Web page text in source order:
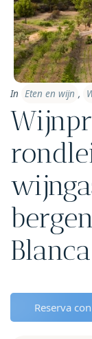
In Eten en wijn ,
Blanca
Reserva